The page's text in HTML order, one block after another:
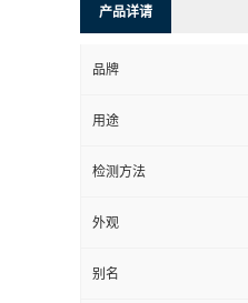
产品详请
品牌
用途
检测方法
外观
别名